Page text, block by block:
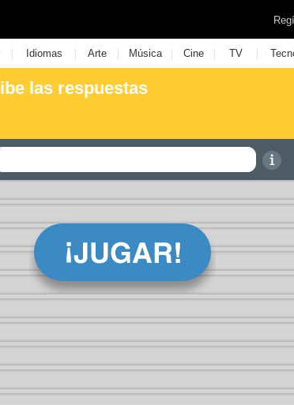
| Idiomas | Arte | Música | Cine | TV |
las respuestas